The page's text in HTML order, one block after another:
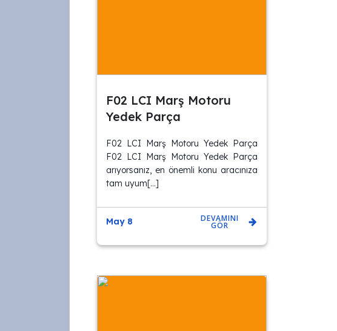
F02 LCI Marş Motoru
Yedek Parça
F02 LCI Marş Motoru Yedek Parça
F02 LCI Marş Motoru Yedek Parça
arıyorsanız, en önemli konu aracınıza
tam uyum[…]
May 8 DEVAMINI
GÖR